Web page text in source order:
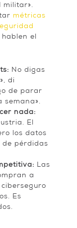
militar».
métricas
hablen el
No digas
di
de parar
semana».
nada:
El
los datos
de pérdidas
Las
a
Es